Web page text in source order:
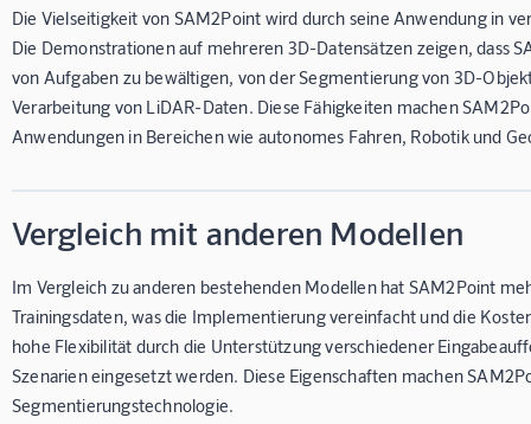
Die Vielseitigkeit von SAM2Point wird durch seine Anwendung in
Die Demonstrationen auf mehreren 3D-Datensätzen zeigen, dass
von Aufgaben zu bewältigen, von der Segmentierung von 3D-
Verarbeitung von LiDAR-Daten. Diese Fähigkeiten machen
Anwendungen in Bereichen wie autonomes Fahren, Robotik und
Vergleich mit anderen Modellen
Im Vergleich zu anderen bestehenden Modellen hat SAM2Point
Trainingsdaten, was die Implementierung vereinfacht und die
hohe Flexibilität durch die Unterstützung verschiedener
Szenarien eingesetzt werden. Diese Eigenschaften machen
Segmentierungstechnologie.